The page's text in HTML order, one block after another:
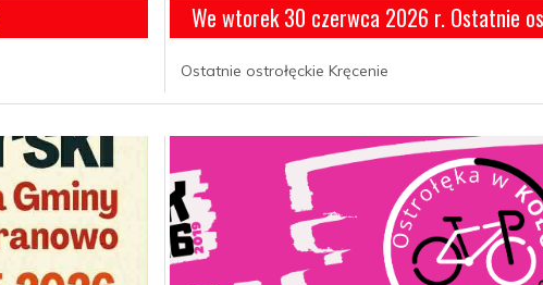
We wtorek 30 czerwca 2026 r. Ostatnie
Ostatnie ostrołęckie Kręcenie